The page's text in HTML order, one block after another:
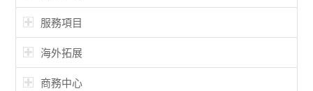
服務項目
海外拓展
商務中心